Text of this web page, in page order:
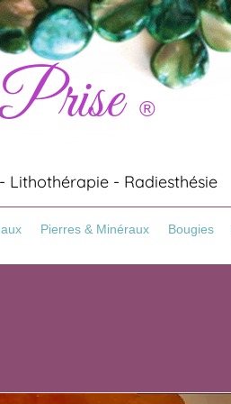
®
Lithothérapie - Radiesthésie
Pierres & Minéraux Bougies